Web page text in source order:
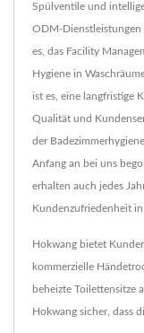
Spülventile und
ODM-Dienstleistungen
es, das Facility
Hygiene in
ist es, eine langfristige
Qualität und
der
Anfang an bei uns
erhalten auch jedes
Kundenzufriedenheit
Hokwang bietet
kommerzielle
beheizte Toilettensitze
Hokwang sicher, dass